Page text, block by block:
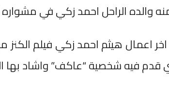
والده الراحل احمد زكي في
اخر اعمال هيثم احمد زكي فيلم